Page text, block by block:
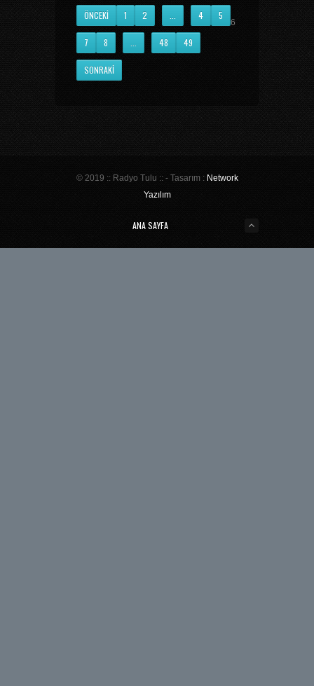
ÖNCEKI 1 2 ... 4 5
6
7 8 ... 48 49
SONRAKI
© 2019 :: Radyo Tulu :: - Tasarım : Network
Yazılım
ANA SAYFA